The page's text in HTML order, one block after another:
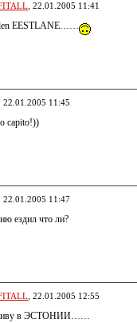
, 22.01.2005 11:41
EESTLANE……
22.01.2005 11:45
capito!))
22.01.2005 11:47
ездил что ли?
, 22.01.2005 12:55
в ЭСТОНИИ……